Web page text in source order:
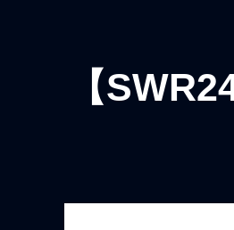
【